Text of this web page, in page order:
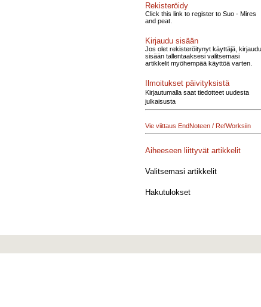
Rekisteröidy
Click this link to register to Suo - Mires
and peat.
Kirjaudu sisään
Jos olet rekisteröitynyt käyttäjä, kirjaudu
sisään tallentaaksesi valitsemasi
artikkelit myöhempää käyttöä varten.
Ilmoitukset päivityksistä
Kirjautumalla saat tiedotteet uudesta
julkaisusta
Vie viittaus EndNoteen / RefWorksiin
Aiheeseen liittyvät artikkelit
Valitsemasi artikkelit
Hakutulokset